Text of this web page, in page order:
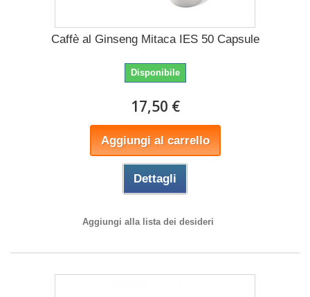
Caffè al Ginseng Mitaca IES 50 Capsule
Disponibile
17,50 €
Aggiungi al carrello
Dettagli
Aggiungi alla lista dei desideri